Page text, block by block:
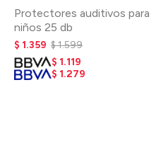
Protectores auditivos para
niños 25 db
$ 1.359 $1.599
$ 1.119
$ 1.279